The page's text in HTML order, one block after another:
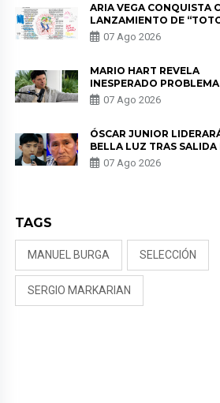
ARIA VEGA CONQUISTA
LANZAMIENTO DE
07 Ago 2026
MARIO HART REVELA
INESPERADO
SALUD ANTES DE
KORINA: “ME
07 Ago 2026
ÓSCAR JUNIOR
BELLA LUZ TRAS SALIDA
PADRE POR POLÉMICA
NALDY SALDAÑA
07 Ago 2026
TAGS
MANUEL BURGA SELECCIÓN
SERGIO MARKARIAN